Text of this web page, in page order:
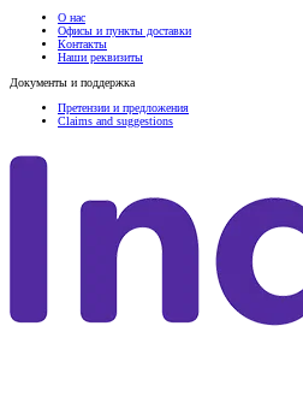
О нас
Офисы и пункты доставки
Контакты
Наши реквизиты
Документы и поддержка
Претензии и предложения
Claims and suggestions